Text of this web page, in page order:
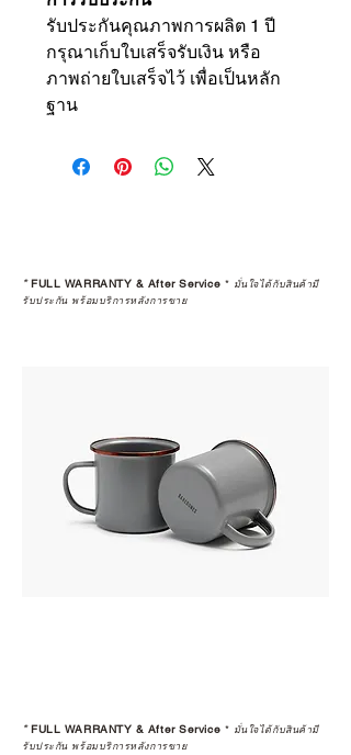
รับประกันคุณภาพการผลิต 1 ปี
กรุณาเก็บใบเสร็จรับเงิน หรือ
ภาพถ่ายใบเสร็จไว้ เพื่อเป็นหลัก
ฐาน
*FULL WARRANTY & After Service * มั่นใจได้กับสินค้ามี
รับประกัน พร้อมบริการหลังการขาย
*FULL WARRANTY & After Service * มั่นใจได้กับสินค้ามี
รับประกัน พร้อมบริการหลังการขาย